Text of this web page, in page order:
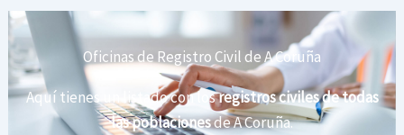
Oficinas de Registro Civil de A Coruña
Aquí tienes un listado con losregistros civiles de todas
las poblacionesde A Coruña.